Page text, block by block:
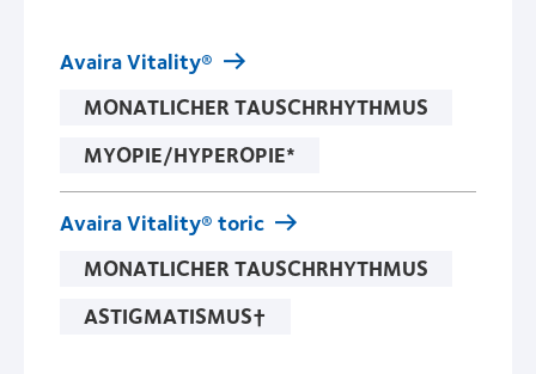
Avaira Vitality®
MONATLICHER TAUSCHRHYTHMUS
MYOPIE/HYPEROPIE*
Avaira Vitality® toric
MONATLICHER TAUSCHRHYTHMUS
ASTIGMATISMUS†